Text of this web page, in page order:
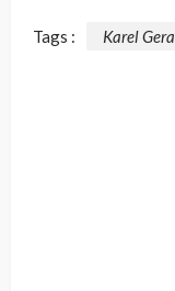
Tags : Karel